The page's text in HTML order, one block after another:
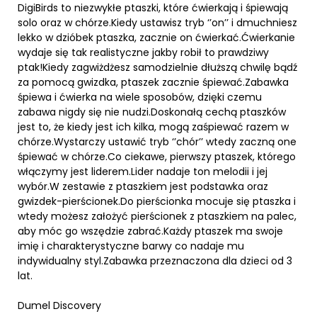
DigiBirds to niezwykłe ptaszki, które ćwierkają i śpiewają
solo oraz w chórze.Kiedy ustawisz tryb ‘’on’’ i dmuchniesz
lekko w dzióbek ptaszka, zacznie on ćwierkać.Ćwierkanie
wydaje się tak realistyczne jakby robił to prawdziwy
ptak!Kiedy zagwiżdżesz samodzielnie dłuższą chwilę bądź
za pomocą gwizdka, ptaszek zacznie śpiewać.Zabawka
śpiewa i ćwierka na wiele sposobów, dzięki czemu
zabawa nigdy się nie nudzi.Doskonałą cechą ptaszków
jest to, że kiedy jest ich kilka, mogą zaśpiewać razem w
chórze.Wystarczy ustawić tryb ‘’chór’’ wtedy zaczną one
śpiewać w chórze.Co ciekawe, pierwszy ptaszek, którego
włączymy jest liderem.Lider nadaje ton melodii i jej
wybór.W zestawie z ptaszkiem jest podstawka oraz
gwizdek-pierścionek.Do pierścionka mocuje się ptaszka i
wtedy możesz założyć pierścionek z ptaszkiem na palec,
aby móc go wszędzie zabrać.Każdy ptaszek ma swoje
imię i charakterystyczne barwy co nadaje mu
indywidualny styl.Zabawka przeznaczona dla dzieci od 3
lat.
Dumel Discovery